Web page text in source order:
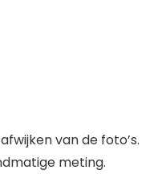
van de foto’s.
meting.